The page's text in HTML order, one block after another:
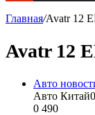
Главная/Avatr 12
Avatr 12
Авто
Авто Китай
0 490